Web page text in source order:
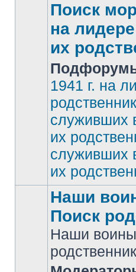
Нет
непрочитанных
Поиск
на
их
1941 г. на
служивших
их
служивших
их
непрочитанных
сообщений
Наши
Поиск
Наши